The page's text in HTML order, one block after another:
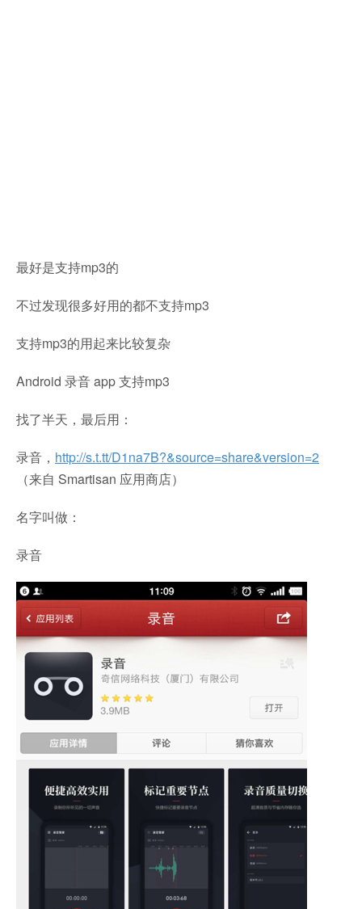
最好是支持mp3的
不过发现很多好用的都不支持mp3
支持mp3的用起来比较复杂
Android 录音 app 支持mp3
找了半天，最后用：
录音， http://s.t.tt/D1na7B?&source=share&version=2
（来自 Smartisan 应用商店）
名字叫做：
录音